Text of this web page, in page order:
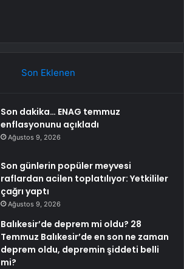
Son Eklenen
Son dakika… ENAG temmuz
enflasyonunu açıkladı
Ağustos 9, 2026
Son günlerin popüler meyvesi
raflardan acilen toplatılıyor: Yetkililer
çağrı yaptı
Ağustos 9, 2026
Balıkesir’de deprem mi oldu? 28
Temmuz Balıkesir’de en son ne zaman
deprem oldu, depremin şiddeti belli
mi?